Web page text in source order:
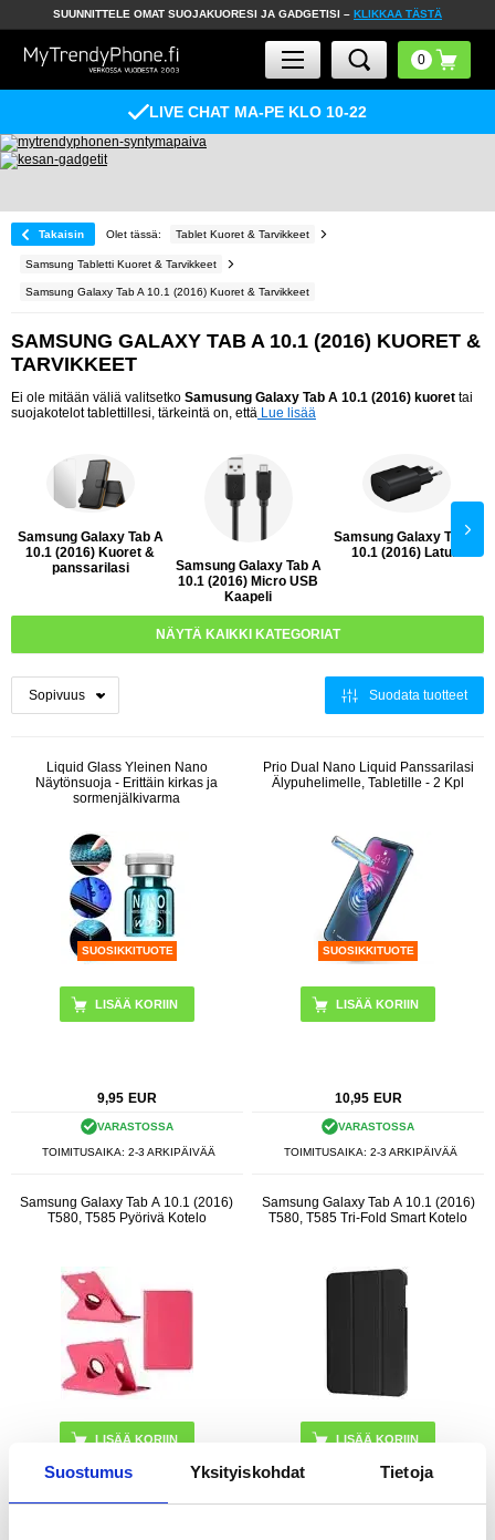
Suostumus Yksityiskohdat Tietoja
SUUNNITTELE OMAT SUOJAKUORESI JA GADGETISI – KLIKKAA TÄSTÄ
LIVE CHAT MA-PE KLO 10-22
Takaisin Olet tässä: Tablet Kuoret & Tarvikkeet
Samsung Tabletti Kuoret & Tarvikkeet
Samsung Galaxy Tab A 10.1 (2016) Kuoret & Tarvikkeet
SAMSUNG GALAXY TAB A 10.1 (2016) KUORET &
TARVIKKEET
Ei ole mitään väliä valitsetko Samusung Galaxy Tab A 10.1 (2016) kuoret tai
suojakotelot tablettillesi, tärkeintä on, että Lue lisää
Samsung Galaxy Tab A
10.1 (2016) Kuoret &
panssarilasi
Samsung Galaxy Tab A
10.1 (2016) Micro USB
Kaapeli
Samsung Galaxy Tab A
10.1 (2016) Laturi
NÄYTÄ KAIKKI KATEGORIAT
Suodata tuotteet
Liquid Glass Yleinen Nano
Näytönsuoja - Erittäin kirkas ja
sormenjälkivarma
SUOSIKKITUOTE
9,95 EUR
VARASTOSSA
TOIMITUSAIKA: 2-3 ARKIPÄIVÄÄ
Prio Dual Nano Liquid Panssarilasi
Älypuhelimelle, Tabletille - 2 Kpl
SUOSIKKITUOTE
10,95 EUR
VARASTOSSA
TOIMITUSAIKA: 2-3 ARKIPÄIVÄÄ
Samsung Galaxy Tab A 10.1 (2016)
T580, T585 Pyörivä Kotelo
LISÄÄ KORIIN
Samsung Galaxy Tab A 10.1 (2016)
T580, T585 Tri-Fold Smart Kotelo
LISÄÄ KORIIN